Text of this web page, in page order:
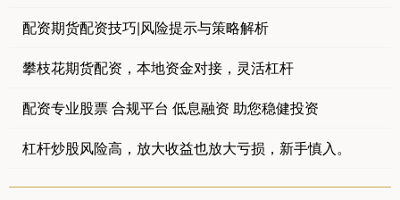
配资期货配资技巧|风险提示与策略解析
攀枝花期货配资，本地资金对接，灵活杠杆
配资专业股票 合规平台 低息融资 助您稳健投资
杠杆炒股风险高，放大收益也放大亏损，新手慎入。